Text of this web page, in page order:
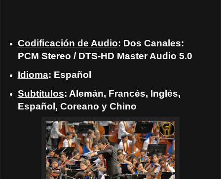
Codificación de Audio: Dos Canales:
PCM Stereo / DTS-HD Master Audio 5.0
Idioma: Español
Subtítulos: Alemán, Francés, Inglés,
Español, Coreano y Chino